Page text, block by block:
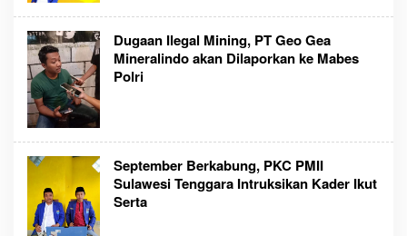
Dugaan Ilegal Mining, PT Geo Gea
Mineralindo akan Dilaporkan ke Mabes
Polri
September Berkabung, PKC PMII
Sulawesi Tenggara Intruksikan Kader Ikut
Serta